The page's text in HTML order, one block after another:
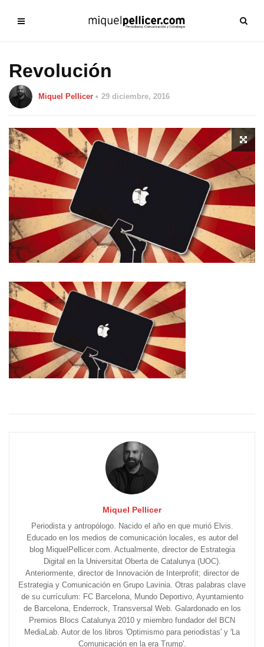
Revolución
Miquel Pellicer 29 diciembre, 2016
Miquel Pellicer
Periodista y antropólogo. Nacido el año en que murió Elvis.
Educado en los medios de comunicación locales, es autor del
blog MiquelPellicer.com. Actualmente, director de Estrategia
Digital en la Universitat Oberta de Catalunya (UOC).
Anteriormente, director de Innovación de Interprofit; director de
Estrategia y Comunicación en Grupo Lavinia. Otras palabras clave
de su currículum: FC Barcelona, Mundo Deportivo, Ayuntamiento
de Barcelona, Enderrock, Transversal Web. Galardonado en los
Premios Blocs Catalunya 2010 y miembro fundador del BCN
MediaLab. Autor de los libros 'Optimismo para periodistas' y 'La
Comunicación en la era Trump'.